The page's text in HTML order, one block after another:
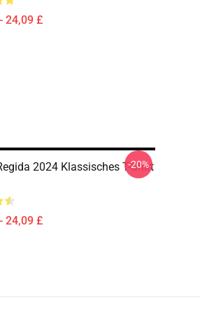
24,09 £
2024 Klassisches T-Shirt
24,09 £
-20%